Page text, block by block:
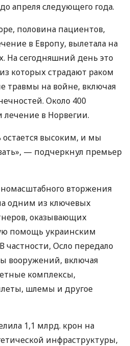
апреля следующего года.
половина пациентов,
в Европу, вылетала на
На сегодняшний день это
которых страдают раком
травмы на войне, включая
Около 400
в Норвегии.
высоким, и мы
— подчеркнул премьер
вторжения
одним из ключевых
оказывающих
помощь украинским
Осло передало
вооружений, включая
комплексы,
шлемы и другое
1,1 млрд. крон на
инфраструктуры,